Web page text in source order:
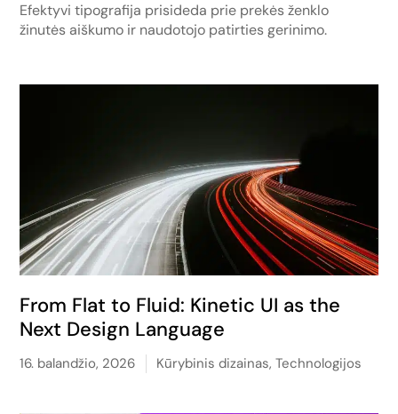
Efektyvi tipografija prisideda prie prekės ženklo
žinutės aiškumo ir naudotojo patirties gerinimo.
From Flat to Fluid: Kinetic UI as the
Next Design Language
16. balandžio, 2026 Kūrybinis dizainas,Technologijos